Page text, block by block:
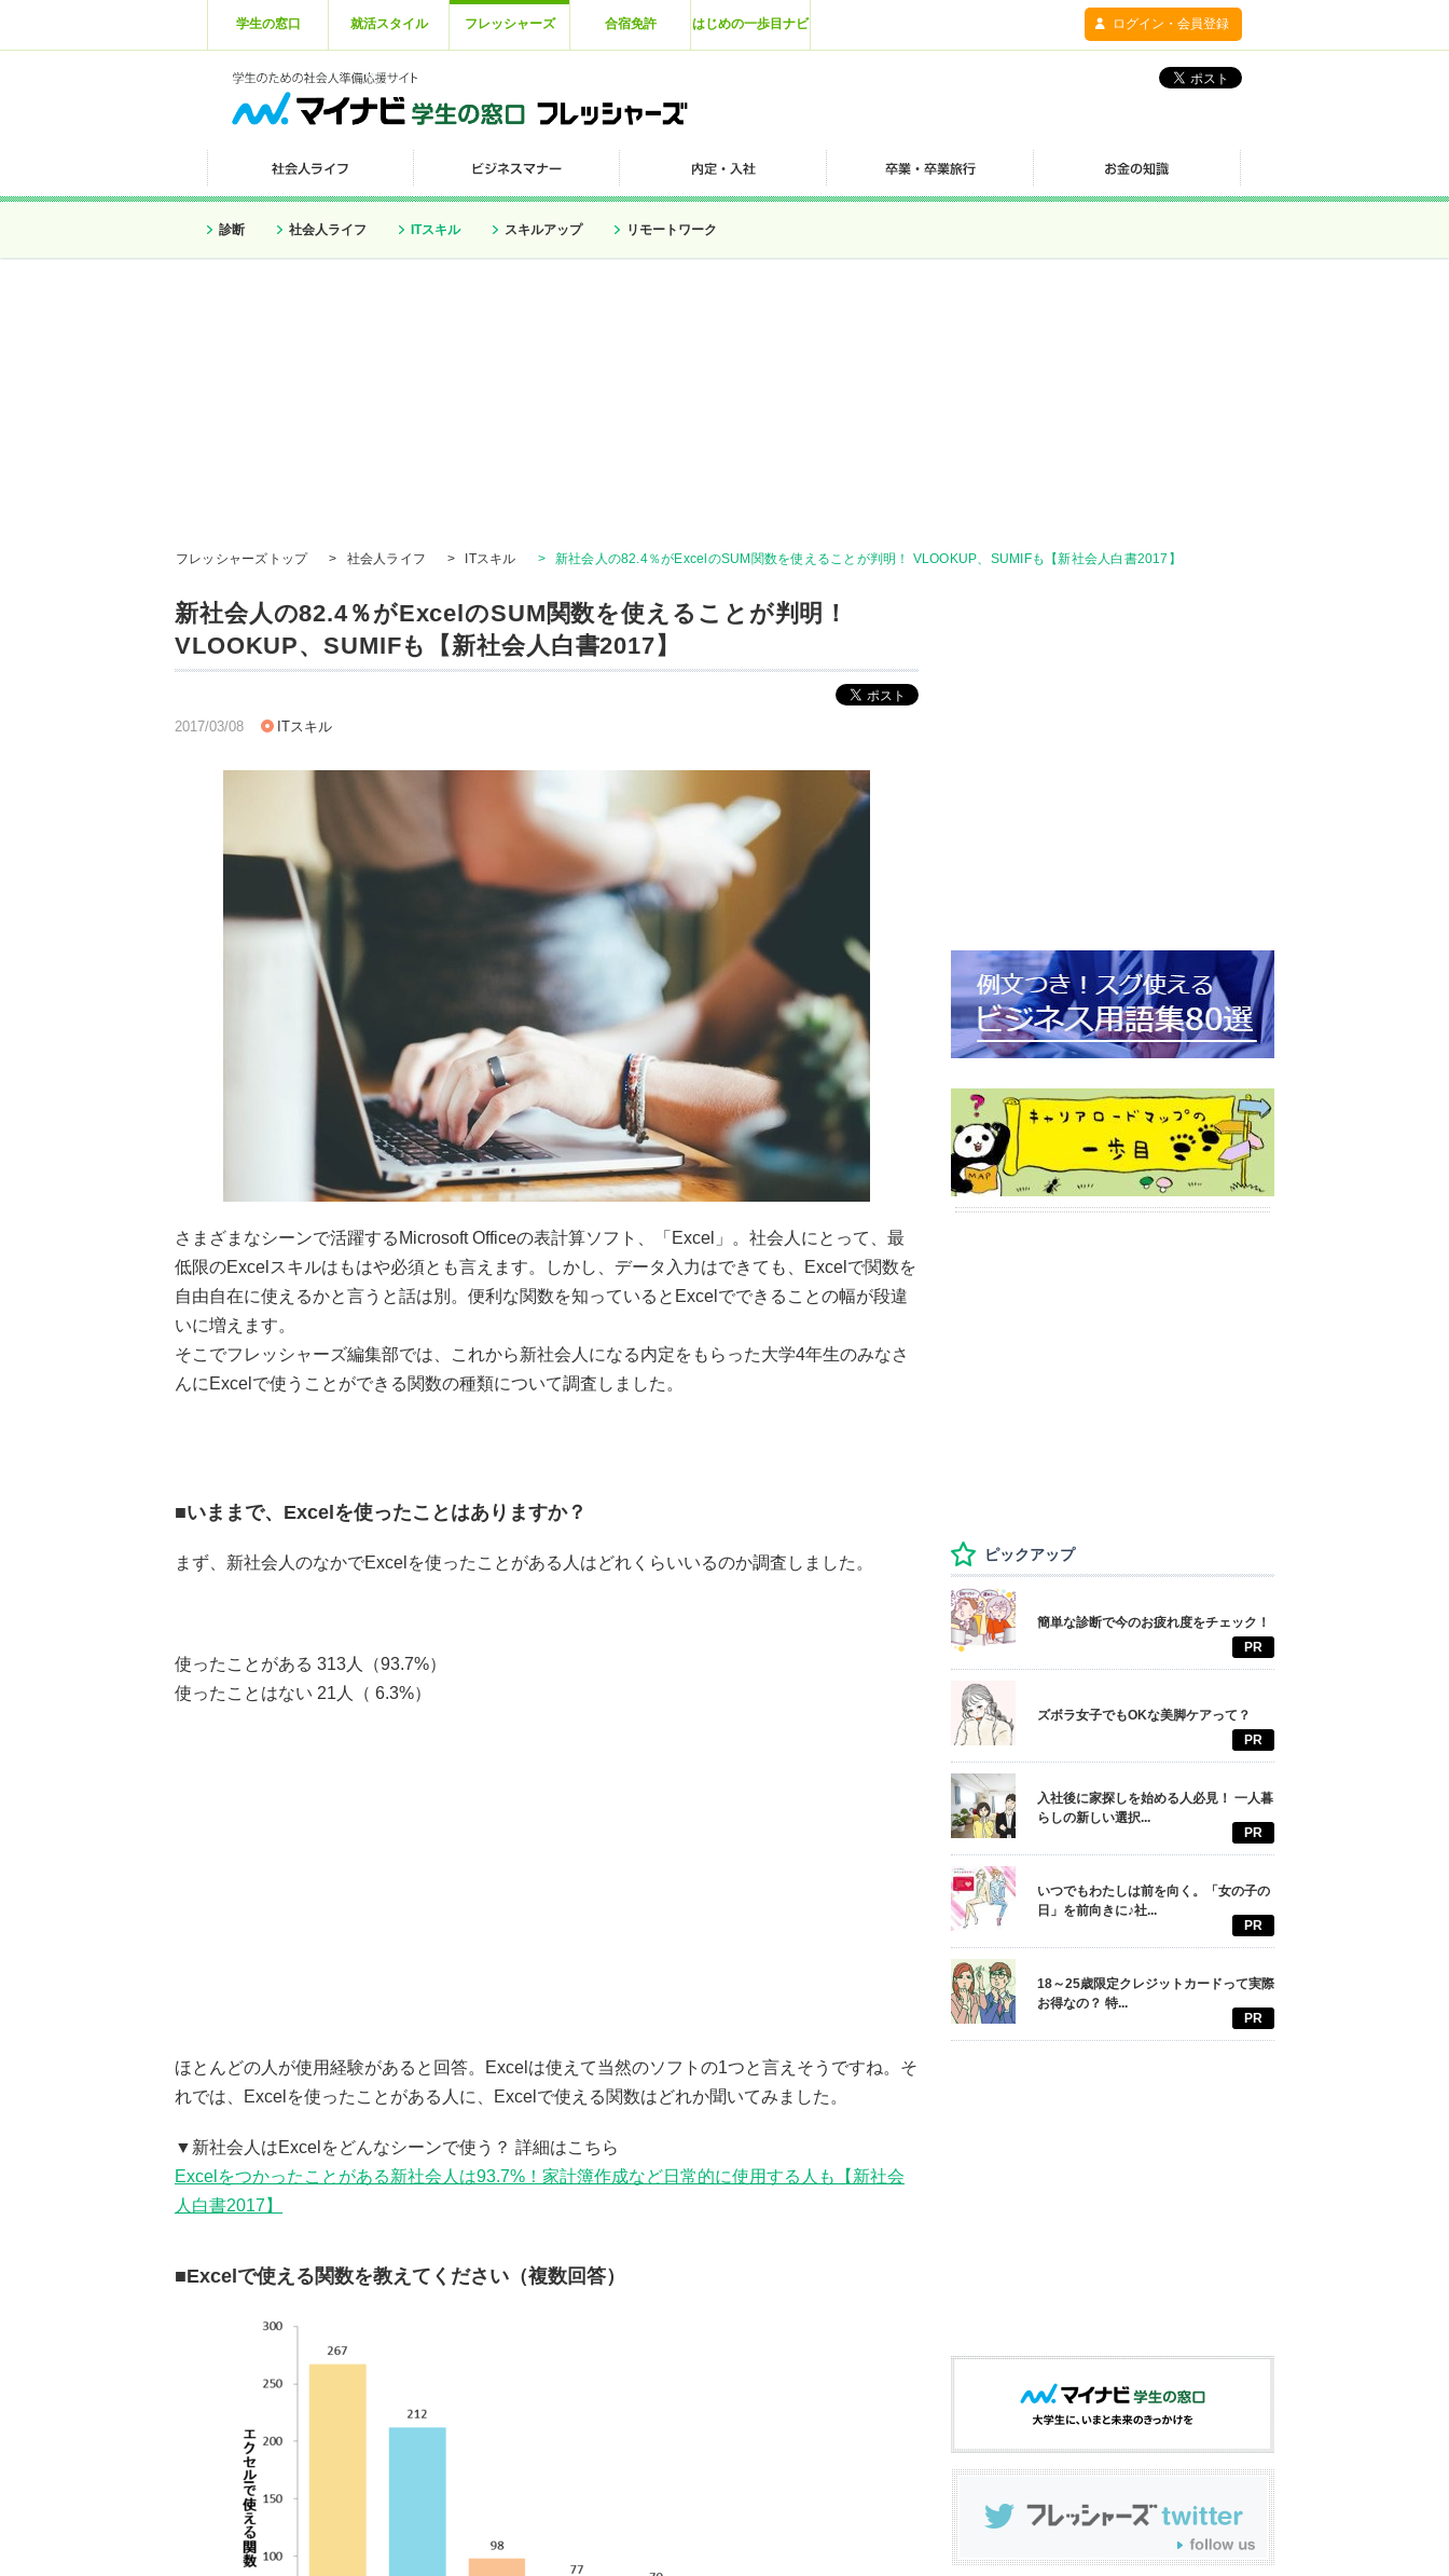
学生の窓口 就活スタイル フレッシャーズ 合宿免許 はじめの一歩目ナビ ログイン・会員登録
診断 社会人ライフ ITスキル スキルアップ リモートワーク
フレッシャーズトップ > 社会人ライフ > ITスキル > 新社会人の82.4％がExcelのSUM関数を使えることが判明！ VLOOKUP、SUMIFも【新社会人白書2017】
新社会人の82.4％がExcelのSUM関数を使えることが判明！
VLOOKUP、SUMIFも【新社会人白書2017】
2017/03/08 ITスキル
さまざまなシーンで活躍するMicrosoft Officeの表計算ソフト、「Excel」。社会人にとって、最
低限のExcelスキルはもはや必須とも言えます。しかし、データ入力はできても、Excelで関数を
自由自在に使えるかと言うと話は別。便利な関数を知っているとExcelでできることの幅が段違
いに増えます。
そこでフレッシャーズ編集部では、これから新社会人になる内定をもらった大学4年生のみなさ
んにExcelで使うことができる関数の種類について調査しました。
■いままで、Excelを使ったことはありますか？
まず、新社会人のなかでExcelを使ったことがある人はどれくらいいるのか調査しました。
使ったことがある 313人（93.7%）
使ったことはない 21人（ 6.3%）
ほとんどの人が使用経験があると回答。Excelは使えて当然のソフトの1つと言えそうですね。そ
れでは、Excelを使ったことがある人に、Excelで使える関数はどれか聞いてみました。
▼新社会人はExcelをどんなシーンで使う？ 詳細はこちら
Excelをつかったことがある新社会人は93.7%！家計簿作成など日常的に使用する人も【新社会
人白書2017】
■Excelで使える関数を教えてください（複数回答）
ピックアップ
簡単な診断で今のお疲れ度をチェック！
PR
ズボラ女子でもOKな美脚ケアって？
PR
入社後に家探しを始める人必見！ 一人暮
らしの新しい選択...
PR
いつでもわたしは前を向く。「女の子の
日」を前向きに♪社...
PR
18～25歳限定クレジットカードって実際
お得なの？ 特...
PR